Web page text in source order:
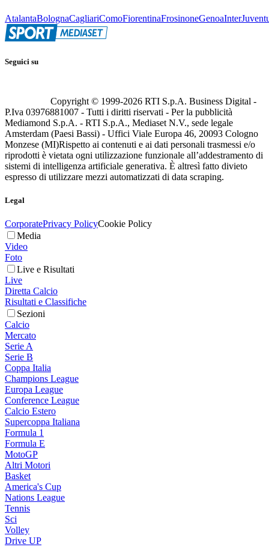
AtalantaBolognaCagliariComoFiorentinaFrosinoneGenoaInter
Seguici su
Copyright © 1999-2026 RTI S.p.A. Business Digital -
P.Iva 03976881007 - Tutti i diritti riservati - Per la pubblicità
Mediamond S.p.A. - RTI S.p.A., Mediaset N.V., sede legale
Amsterdam (Paesi Bassi) - Uffici Viale Europa 46, 20093 Cologno
Monzese (MI)Rispetto ai contenuti e ai dati personali trasmessi e/o
riprodotti è vietata ogni utilizzazione funzionale all’addestramento di
sistemi di intelligenza artificiale generativa. È altresì fatto divieto
espresso di utilizzare mezzi automatizzati di data scraping.
Legal
CorporatePrivacy PolicyCookie Policy
Media
Video
Foto
Live e Risultati
Live
Diretta Calcio
Risultati e Classifiche
Sezioni
Calcio
Mercato
Serie A
Serie B
Coppa Italia
Champions League
Europa League
Conference League
Calcio Estero
Supercoppa Italiana
Formula 1
Formula E
MotoGP
Altri Motori
Basket
America's Cup
Nations League
Tennis
Sci
Volley
Drive UP